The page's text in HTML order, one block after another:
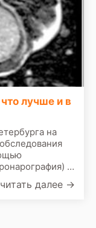
лучше и в
на
и
читать далее →